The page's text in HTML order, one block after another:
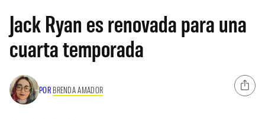
Jack Ryan es renovada para una
cuarta temporada
POR BRENDA AMADOR